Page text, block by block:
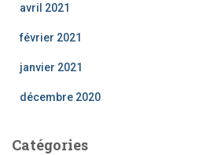
avril 2021
février 2021
janvier 2021
décembre 2020
Catégories